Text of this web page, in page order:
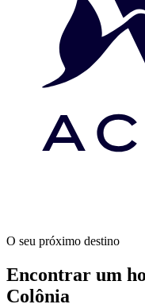
O seu próximo destino
Encontrar um
Colônia